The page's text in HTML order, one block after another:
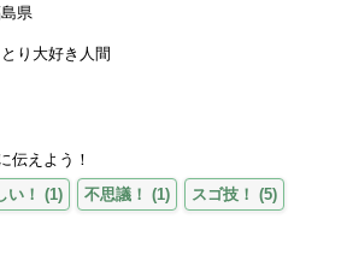
県
り大好き人間
伝えよう！
い！ (1) 不思議！ (1) スゴ技！ (5)